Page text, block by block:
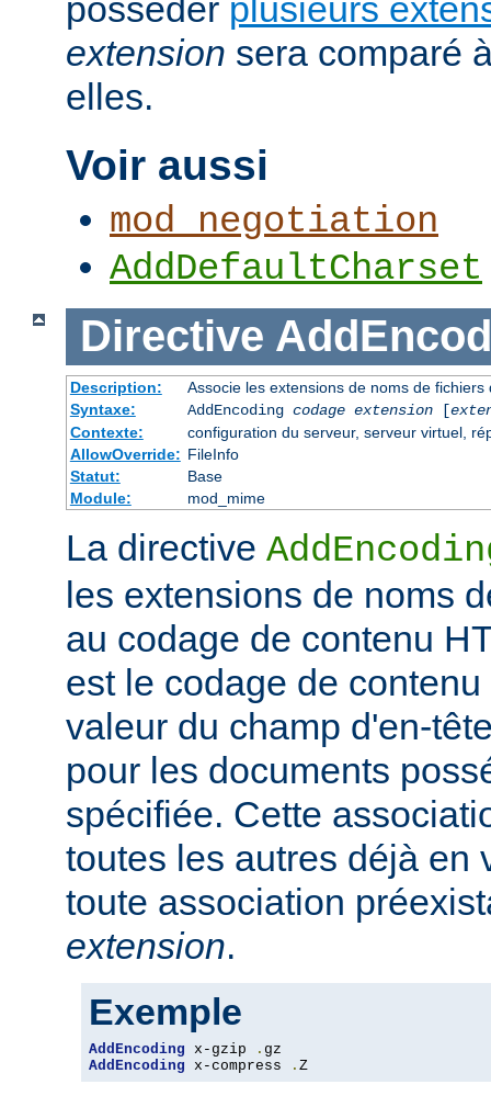
posséder plusieurs
extension sera comparé
elles.
Voir aussi
mod_negotiation
AddDefaultCharset
Directive
Description:
Associe les extensions de noms de
Syntaxe:
AddEncoding codage extension[
Contexte:
configuration du serveur, serveur virtuel,
AllowOverride: FileInfo
Statut:
Base
Module:
mod_mime
La directive
les extensions de noms
au codage de contenu
est le codage de
valeur du champ d'en-
pour les documents
spécifiée. Cette
toutes les autres déjà en
toute association
extension.
Exemple
AddEncoding x-gzip .
AddEncoding x-compress . Z